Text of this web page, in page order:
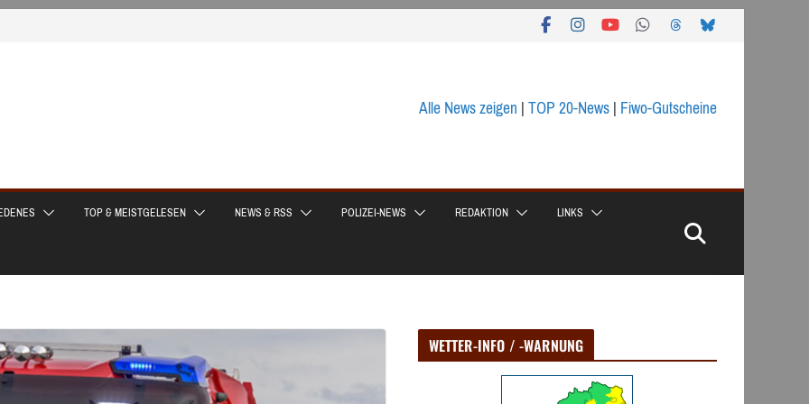
Alle News zeigen|TOP 20-News|Fiwo-Gutscheine
TOP & MEISTGELESEN NEWS & RSS POLIZEI-NEWS REDAKTION LINKS
WETTER-INFO / -WARNUNG